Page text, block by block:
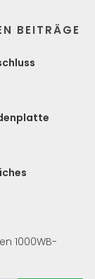
BEITRÄGE
1000WB-